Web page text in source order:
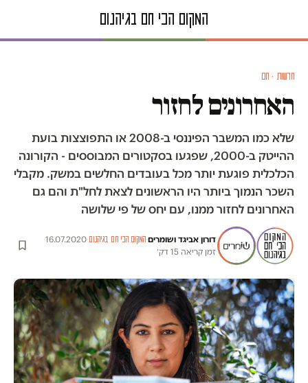
חדשות · חם
האחרונים לחזור
שלא כמו המשבר הפיננסי ב-2008 או התפוצצות בועת
ההייטק ב-2000, שפגעו בסקטורים המבוססים - הקורונה
הכלכלית פוגעת יותר מכל בעובדים החלשים במשק. מקבלי
השכר הנמוך ביותר היו הראשונים לצאת לחל"ת והם גם
האחרונים לחזור ממנו, עם יחס של פי שלושה
דורון אביגד ושומרים·המקום הכי חם בגיהנום·
16.07.2020
·
זמן קריאה 15 דק׳